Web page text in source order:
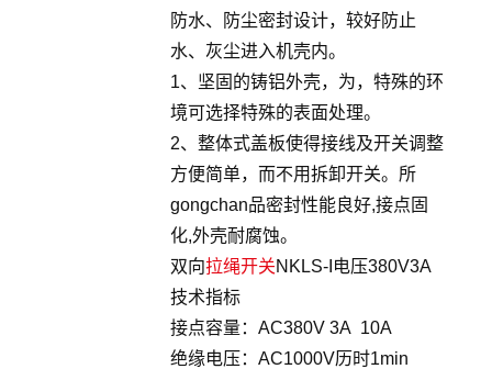
防水、防尘密封设计，较好防止
水、灰尘进入机壳内。
1、坚固的铸铝外壳，为，特殊的环
境可选择特殊的表面处理。
2、整体式盖板使得接线及开关调整
方便简单，而不用拆卸开关。所
gongchan品密封性能良好,接点固
化,外壳耐腐蚀。
双向拉绳开关NKLS-I电压380V3A
技术指标
接点容量：AC380V 3A 10A
绝缘电压：AC1000V历时1min